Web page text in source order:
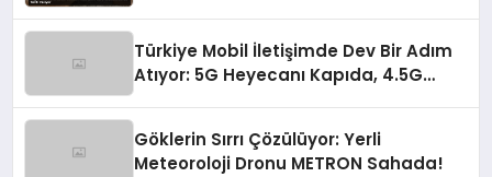
Türkiye Mobil İletişimde Dev Bir Adım
Atıyor: 5G Heyecanı Kapıda, 4.5G
Göklerin Sırrı Çözülüyor: Yerli
Meteoroloji Dronu METRON Sahada!